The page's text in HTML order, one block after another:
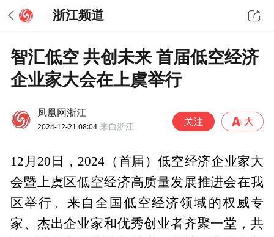
浙江频道
智汇低空 共创未来 首届低空经济
企业家大会在上虞举行
凤凰网浙江
2024-12-21 08:04 来自浙江
12月20日，2024（首届）低空经济企业家大
会暨上虞区低空经济高质量发展推进会在我
区举行。来自全国低空经济领域的权威专
家、杰出企业家和优秀创业者齐聚一堂，共